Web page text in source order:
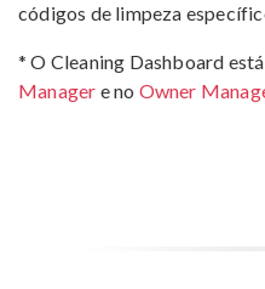
códigos de limpeza
* O Cleaning Dashboard
Manager e no Owner